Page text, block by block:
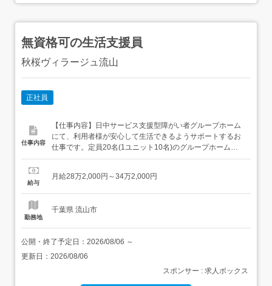
無資格可の生活支援員
秋桜ヴィラージュ流山
正社員
仕事内容
【仕事内容】日中サービス支援型障がい者グループホーム
にて、利用者様が安心して生活できるようサポートするお
仕事です。定員20名(1ユニット10名)のグループホーム
で、1ユニットを2名の職員で担当するため、職員同士で相
寄り添い、「できること」を大切にしながら支援をお願い
給与
月給28万2,000円～34万2,000円
勤務地
千葉県 流山市
公開・終了予定日： 2026/08/06 ～
更新日： 2026/08/06
スポンサー : 求人ボックス